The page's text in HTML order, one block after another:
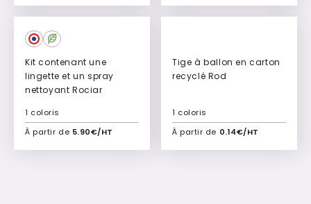
Ajouter à mon devis Ajouter à mon devis
Kit contenant une
lingette et un spray
nettoyant Rociar
À partir de 5.90€/HT
1 coloris
Ajouter à mon devis
Tige à ballon en carton
recyclé Rod
À partir de 0.14€/HT
1 coloris
Ajouter à mon devis